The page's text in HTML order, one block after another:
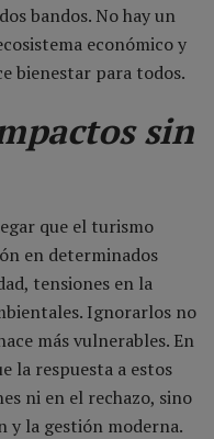
bandos. No hay un
económico y
bienestar para todos.
sin
que el turismo
en determinados
tensiones en la
Ignorarlos no
más vulnerables. En
la respuesta a estos
ni en el rechazo, sino
y la gestión moderna.